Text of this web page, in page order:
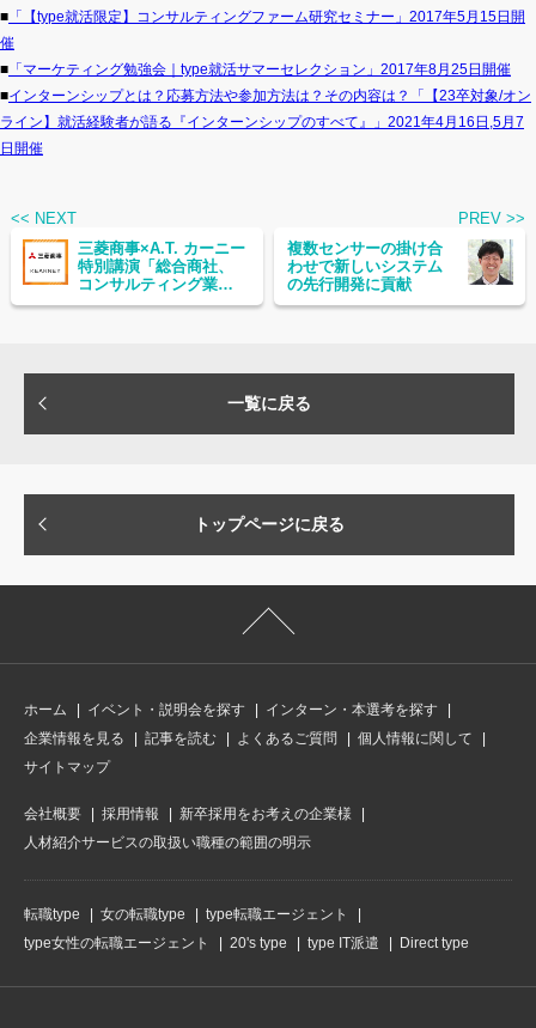
■ 「【type就活限定】コンサルティングファーム研究セミナー」2017年5月15日開
催
■ 「マーケティング勉強会｜type就活サマーセレクション」2017年8月25日開催
■インターンシップとは？応募方法や参加方法は？その内容は？「【23卒対象/オン
ライン】就活経験者が語る『インターンシップのすべて』」2021年4月16日,5月7
日開催
<< NEXT
三菱商事×A.T. カーニー
特別講演「総合商社、
コンサルティング業界
で描く グローバルキ
開催
PREV >>
複数センサーの掛け合
わせで新しいシステム
の先行開発に貢献
一覧に戻る
トップページに戻る
ホーム イベント・説明会を探す
インターン・本選考を探す
企業情報を見る
記事を読む よくあるご質問
個人情報に関して
サイトマップ
会社概要 採用情報
新卒採用をお考えの企業様
人材紹介サービスの取扱い職種の範囲の明示
転職type 女の転職type
type転職エージェント
type女性の転職エージェント
20's type type IT派遣 Direct type